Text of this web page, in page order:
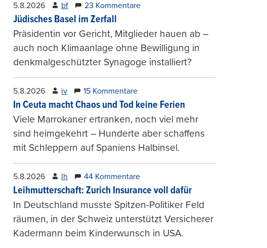
5.8.2026 bf 23 Kommentare
Jüdisches Basel im Zerfall
Präsidentin vor Gericht, Mitglieder hauen ab –
auch noch Klimaanlage ohne Bewilligung in
denkmalgeschützter Synagoge installiert?
5.8.2026 iv 15 Kommentare
In Ceuta macht Chaos und Tod keine Ferien
Viele Marrokaner ertranken, noch viel mehr
sind heimgekehrt – Hunderte aber schaffens
mit Schleppern auf Spaniens Halbinsel.
5.8.2026 lh 44 Kommentare
Leihmutterschaft: Zurich Insurance voll dafür
In Deutschland musste Spitzen-Politiker Feld
räumen, in der Schweiz unterstützt Versicherer
Kadermann beim Kinderwunsch in USA.